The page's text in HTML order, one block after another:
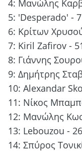
4: Μανώλης
5: 'Desperado' -
6: Κρίτων
7: Kiril Zafirov -
8: Γιάννης
9: Δημήτρης
10: Alexandar
11: Nίκος
12: Μανώλης
13: Lebouzou -
14: Σπύρος